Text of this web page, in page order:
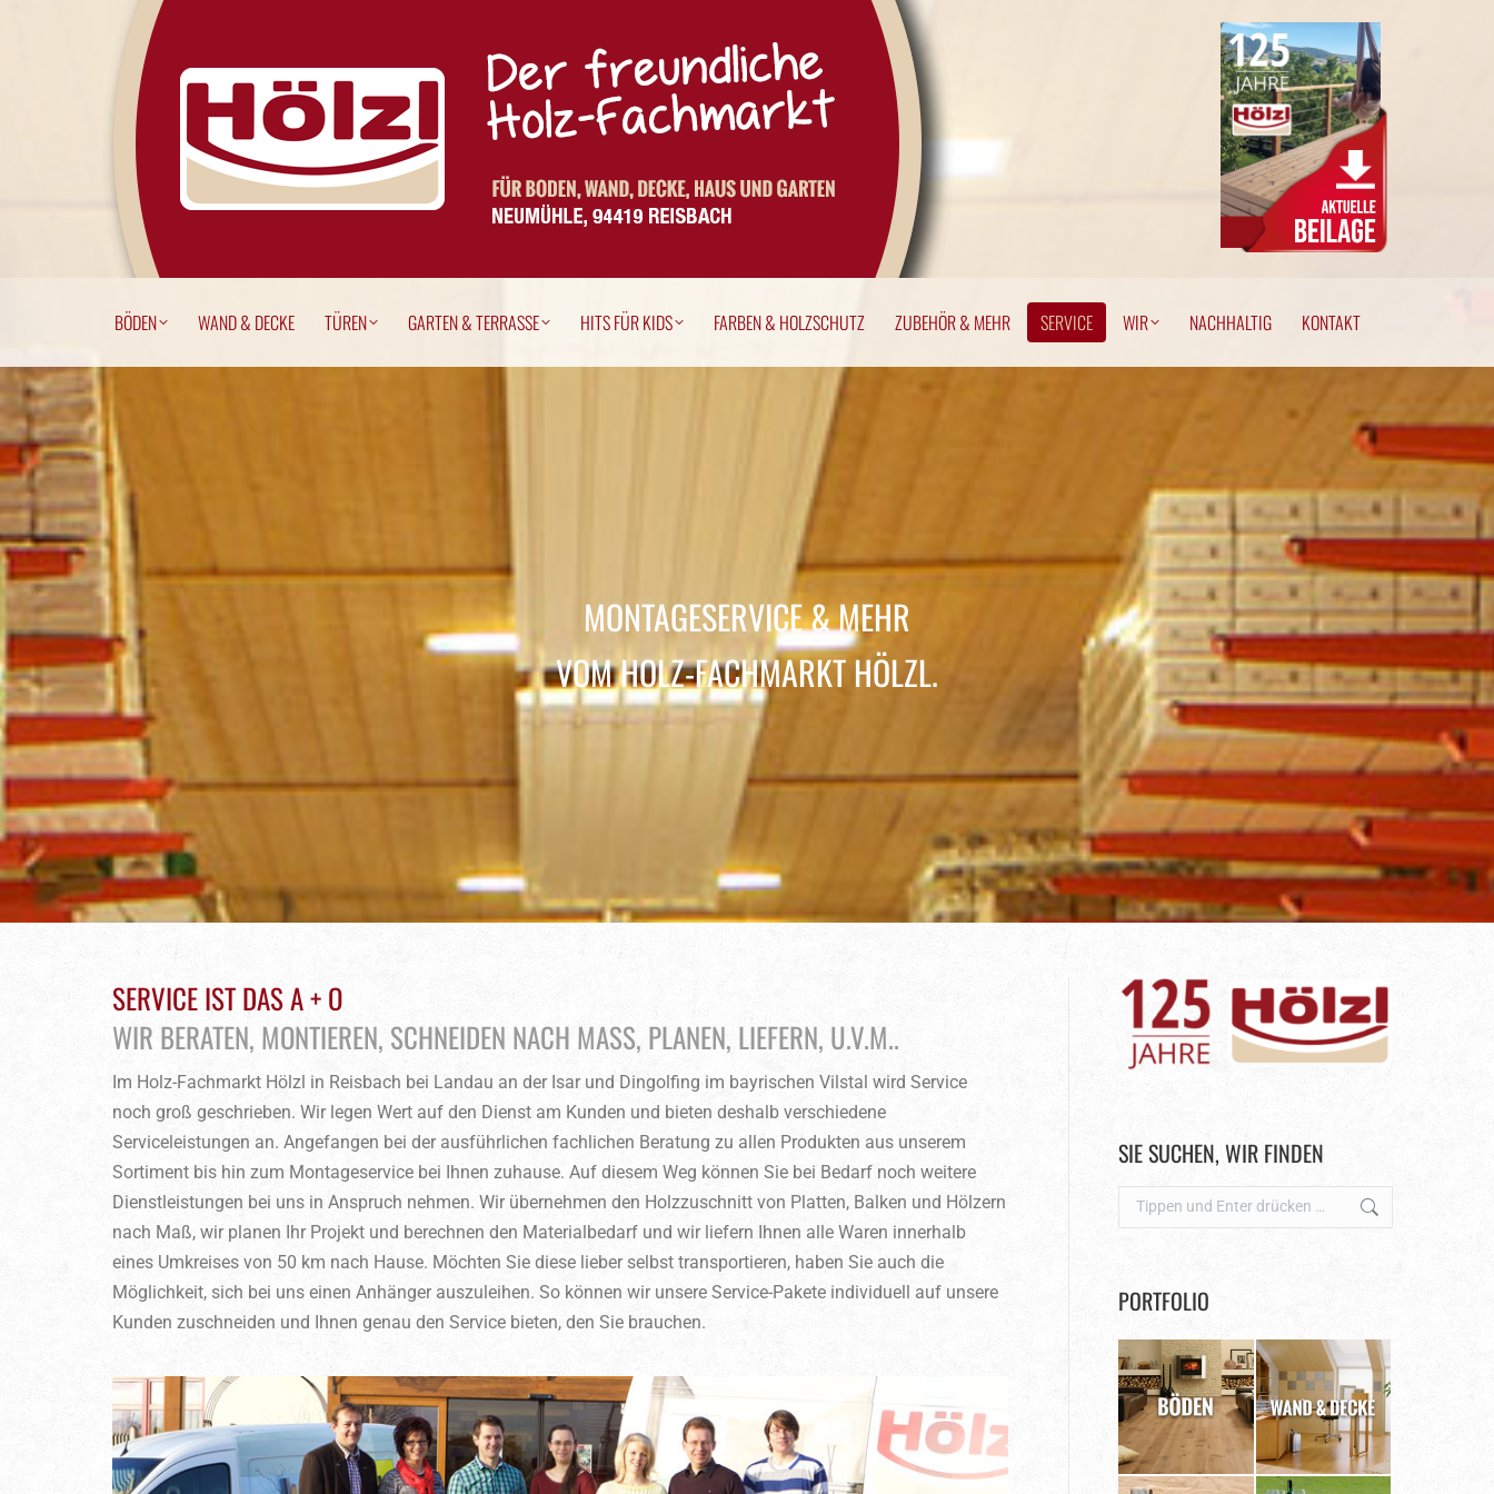
BÖDEN WAND & DECKE TÜREN GARTEN & TERRASSE HITS FÜR KIDS FARBEN & HOLZSCHUTZ ZUBEHÖR & MEHR SERVICE WIR NACHHALTIG KONTAKT
MONTAGESERVICE & MEHR
VOM HOLZ-FACHMARKT HÖLZL.
SERVICE IST DAS A + O
WIR BERATEN, MONTIEREN, SCHNEIDEN NACH MASS, PLANEN, LIEFERN, U.V.M..
Im Holz-Fachmarkt Hölzl in Reisbach bei Landau an der Isar und Dingolfing im bayrischen Vilstal wird Service
noch groß geschrieben. Wir legen Wert auf den Dienst am Kunden und bieten deshalb verschiedene
Serviceleistungen an. Angefangen bei der ausführlichen fachlichen Beratung zu allen Produkten aus unserem
Sortiment bis hin zum Montageservice bei Ihnen zuhause. Auf diesem Weg können Sie bei Bedarf noch weitere
Dienstleistungen bei uns in Anspruch nehmen. Wir übernehmen den Holzzuschnitt von Platten, Balken und Hölzern
nach Maß, wir planen Ihr Projekt und berechnen den Materialbedarf und wir liefern Ihnen alle Waren innerhalb
eines Umkreises von 50 km nach Hause. Möchten Sie diese lieber selbst transportieren, haben Sie auch die
Möglichkeit, sich bei uns einen Anhänger auszuleihen. So können wir unsere Service-Pakete individuell auf unsere
Kunden zuschneiden und Ihnen genau den Service bieten, den Sie brauchen.
SIE SUCHEN, WIR FINDEN
Search:
PORTFOLIO
BÖDEN HITS FÜR KIDS FARBEN & HOLZSCHUTZ ZUBEHÖR & MEHR NACHHALTIG KONTAKT